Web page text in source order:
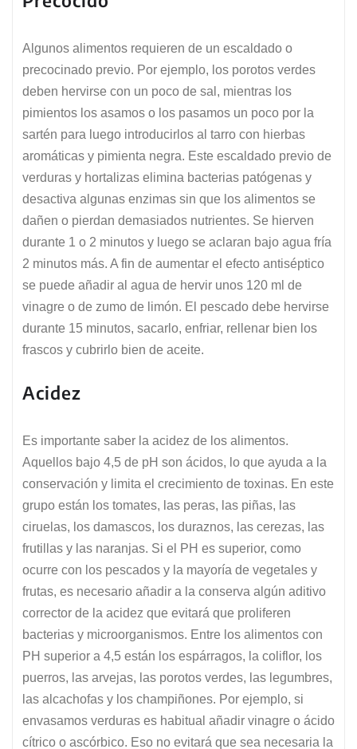
Algunos alimentos requieren de un escaldado o
precocinado previo. Por ejemplo, los porotos verdes
deben hervirse con un poco de sal, mientras los
pimientos los asamos o los pasamos un poco por la
sartén para luego introducirlos al tarro con hierbas
aromáticas y pimienta negra. Este escaldado previo de
verduras y hortalizas elimina bacterias patógenas y
desactiva algunas enzimas sin que los alimentos se
dañen o pierdan demasiados nutrientes. Se hierven
durante 1 o 2 minutos y luego se aclaran bajo agua fría
2 minutos más. A fin de aumentar el efecto antiséptico
se puede añadir al agua de hervir unos 120 ml de
vinagre o de zumo de limón. El pescado debe hervirse
durante 15 minutos, sacarlo, enfriar, rellenar bien los
frascos y cubrirlo bien de aceite.
Acidez
Es importante saber la acidez de los alimentos.
Aquellos bajo 4,5 de pH son ácidos, lo que ayuda a la
conservación y limita el crecimiento de toxinas. En este
grupo están los tomates, las peras, las piñas, las
ciruelas, los damascos, los duraznos, las cerezas, las
frutillas y las naranjas. Si el PH es superior, como
ocurre con los pescados y la mayoría de vegetales y
frutas, es necesario añadir a la conserva algún aditivo
corrector de la acidez que evitará que proliferen
bacterias y microorganismos. Entre los alimentos con
PH superior a 4,5 están los espárragos, la coliflor, los
puerros, las arvejas, las porotos verdes, las legumbres,
las alcachofas y los champiñones. Por ejemplo, si
envasamos verduras es habitual añadir vinagre o ácido
cítrico o ascórbico. Eso no evitará que sea necesaria la